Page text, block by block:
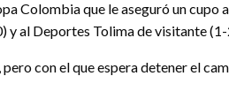
Colombia que le aseguró un cupo
y al Deportes Tolima de visitante
con el que espera detener el